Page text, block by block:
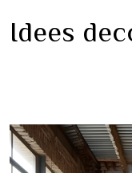
Idees